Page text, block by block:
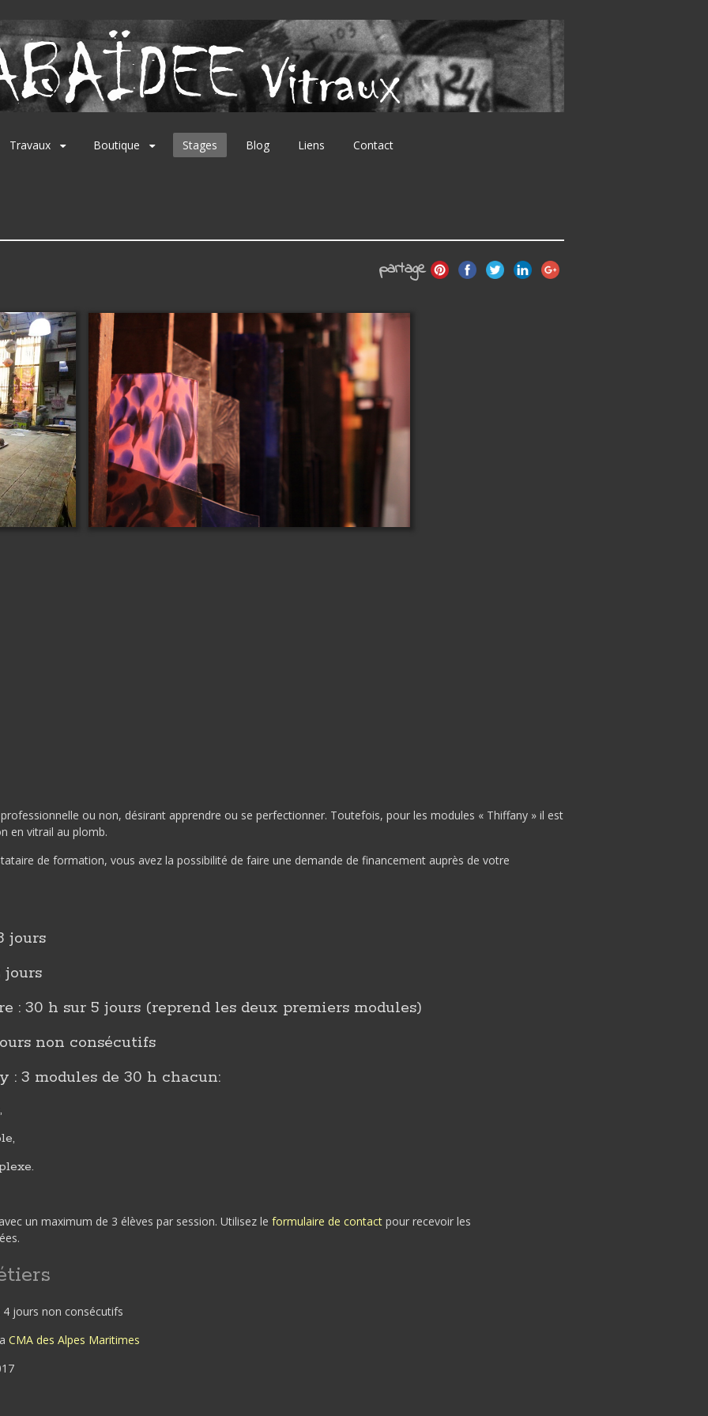
Travaux Boutique Stages Blog Liens Contact
partage
ou non, désirant apprendre ou se perfectionner. Toutefois, pour les modules « Thiffany » il est
en vitrail au plomb.
de formation, vous avez la possibilité de faire une demande de financement auprès de votre
jours
jours
: 30 h sur 5 jours (reprend les deux premiers modules)
non consécutifs
3 modules de 30 h chacun:
un maximum de 3 élèves par session. Utilisez le formulaire de contact pour recevoir les
jours non consécutifs
CMA des Alpes Maritimes